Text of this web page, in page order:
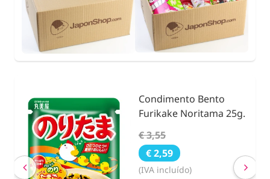
Condimento Bento
Furikake Noritama 25g.
€ 3,55
€ 2,59
(IVA incluído)